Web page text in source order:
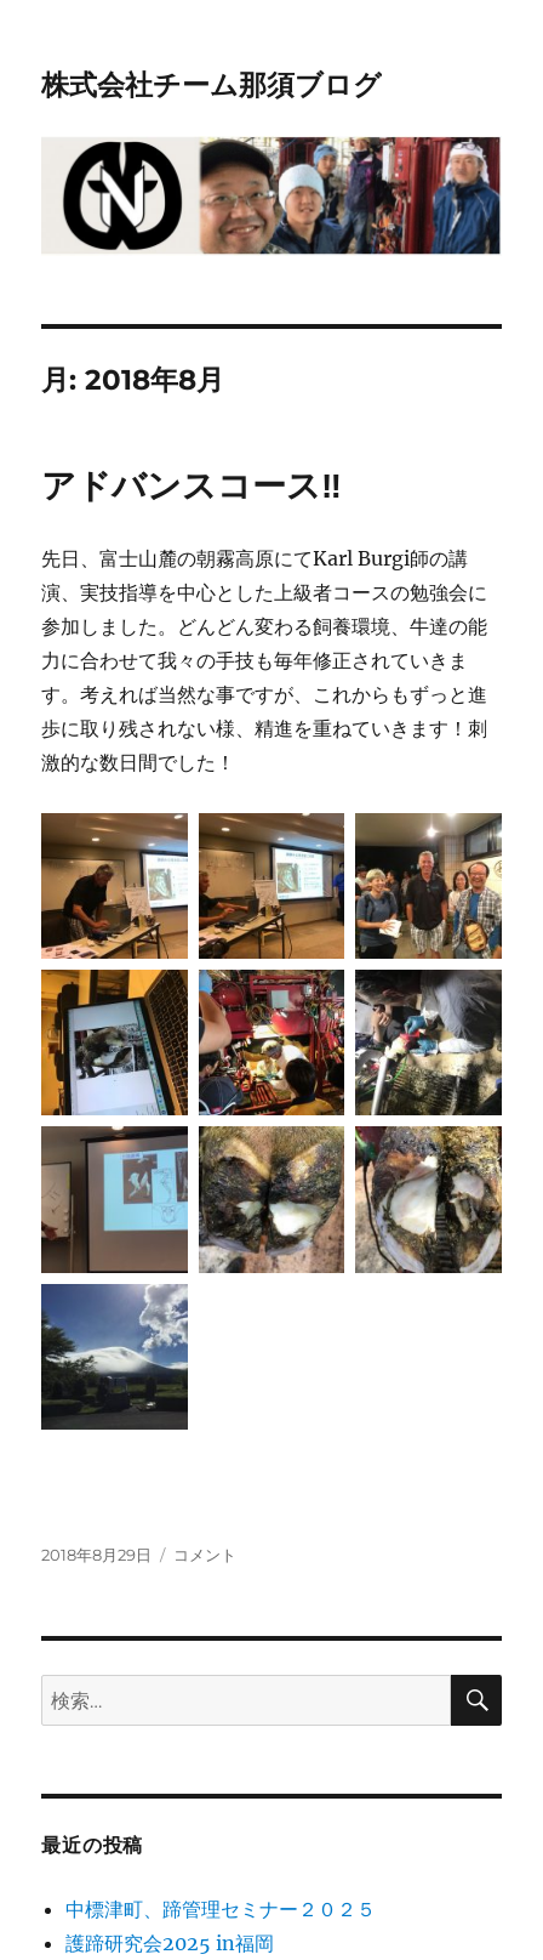
株式会社チーム那須ブログ
月:2018年8月
アドバンスコース‼︎
先日、富士山麓の朝霧高原にてKarl Burgi師の講
演、実技指導を中心とした上級者コースの勉強会に
参加しました。どんどん変わる飼養環境、牛達の能
力に合わせて我々の手技も毎年修正されていきま
す。考えれば当然な事ですが、これからもずっと進
歩に取り残されない様、精進を重ねていきます！刺
激的な数日間でした！
投
2018年8月29日
ア
コ
ス‼︎
コメント
検
索:
検
最近の投稿
中標津町、蹄管理セミナー２０２５
護蹄研究会2025 in福岡